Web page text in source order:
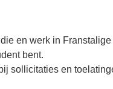
en werk in
bent.
sollicitaties en